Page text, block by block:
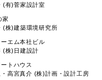
(有)菅家設計室
家
(株)建築環境研究所
エム本社ビル
(株)日建設計
トハウス
高宮真介 (株)計画・設計工房